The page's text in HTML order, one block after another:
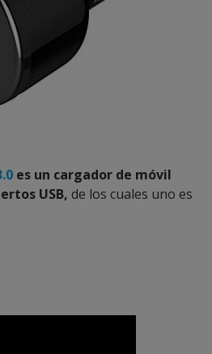
es un cargador de móvil
USB, de los cuales uno es